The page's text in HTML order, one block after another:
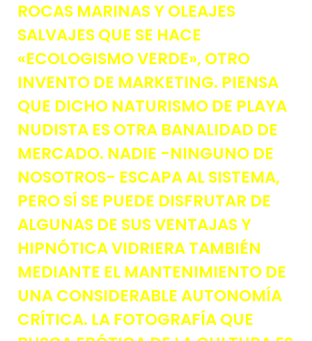
ROCAS MARINAS Y OLEAJES
SALVAJES QUE SE HACE
«ECOLOGISMO VERDE», OTRO
INVENTO DE MARKETING. PIENSA
QUE DICHO NATURISMO DE PLAYA
NUDISTA ES OTRA BANALIDAD DE
MERCADO. NADIE -NINGUNO DE
NOSOTROS- ESCAPA AL SISTEMA,
PERO SÍ SE PUEDE DISFRUTAR DE
ALGUNAS DE SUS VENTAJAS Y
HIPNÓTICA VIDRIERA TAMBIÉN
MEDIANTE EL MANTENIMIENTO DE
UNA CONSIDERABLE AUTONOMÍA
CRÍTICA. LA FOTOGRAFÍA QUE